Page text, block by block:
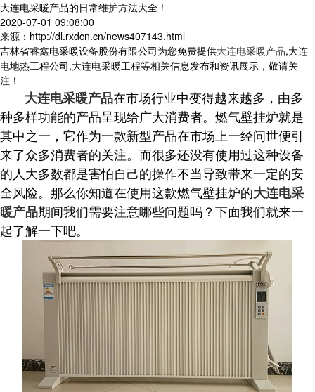
大连电采暖产品的日常维护方法大全！
2020-07-01 09:08:00
来源：http://dl.rxdcn.cn/news407143.html
吉林省睿鑫电采暖设备股份有限公司为您免费提供大连电采暖产品,大连
电地热工程公司,大连电采暖工程等相关信息发布和资讯展示，敬请关
注！
大连电采暖产品在市场行业中变得越来越多，由多
种多样功能的产品呈现给广大消费者。燃气壁挂炉就是
其中之一，它作为一款新型产品在市场上一经问世便引
来了众多消费者的关注。而很多还没有使用过这种设备
的人大多数都是害怕自己的操作不当导致带来一定的安
全风险。那么你知道在使用这款燃气壁挂炉的大连电采
暖产品期间我们需要注意哪些问题吗？下面我们就来一
起了解一下吧。